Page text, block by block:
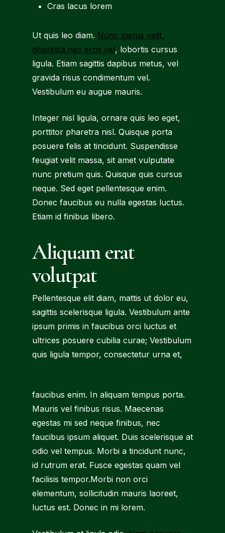
Cras lacus lorem
Ut quis leo diam. Nunc metus velit,
pharetra nec eros vel, lobortis cursus
ligula. Etiam sagittis dapibus metus, vel
gravida risus condimentum vel.
Vestibulum eu augue mauris.
Integer nisl ligula, ornare quis leo eget,
porttitor pharetra nisl. Quisque porta
posuere felis at tincidunt. Suspendisse
feugiat velit massa, sit amet vulputate
nunc pretium quis. Quisque quis cursus
neque. Sed eget pellentesque enim.
Donec faucibus eu nulla egestas luctus.
Etiam id finibus libero.
Aliquam erat
volutpat
Pellentesque elit diam, mattis ut dolor eu,
sagittis scelerisque ligula. Vestibulum ante
ipsum primis in faucibus orci luctus et
ultrices posuere cubilia curae; Vestibulum
quis ligula tempor, consectetur urna et,
faucibus enim. In aliquam tempus porta.
Mauris vel finibus risus. Maecenas
egestas mi sed neque finibus, nec
faucibus ipsum aliquet. Duis scelerisque at
odio vel tempus. Morbi a tincidunt nunc,
id rutrum erat. Fusce egestas quam vel
facilisis tempor.Morbi non orci
elementum, sollicitudin mauris laoreet,
luctus est. Donec in mi lorem.